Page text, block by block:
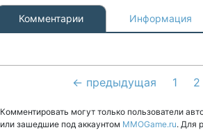
Комментарии Информация
← предыдущая 1 2
Комментировать могут только пользователи
или зашедшие под аккаунтом MMOGame.ru. Для